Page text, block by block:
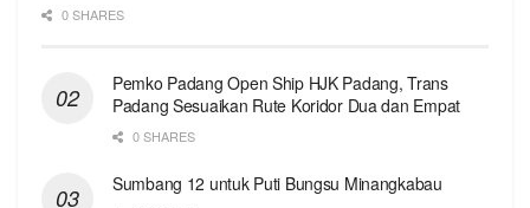
0 SHARES
Pemko Padang Open Ship HJK Padang, Trans
Padang Sesuaikan Rute Koridor Dua dan Empat
0 SHARES
Sumbang 12 untuk Puti Bungsu Minangkabau